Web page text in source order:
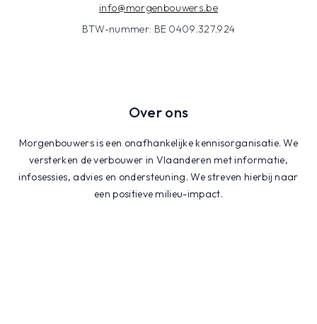
info@morgenbouwers.be
BTW-nummer: BE 0409.327.924
Over ons
Morgenbouwers is een onafhankelijke kennisorganisatie. We
versterken de verbouwer in Vlaanderen met informatie,
infosessies, advies en ondersteuning. We streven hierbij naar
een positieve milieu-impact.